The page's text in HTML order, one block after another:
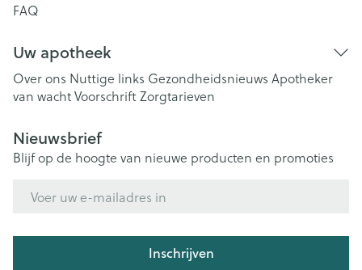
FAQ
Uw apotheek
Over ons Nuttige links Gezondheidsnieuws Apotheker
van wachtVoorschriftZorgtarieven
Nieuwsbrief
Blijf op de hoogte van nieuwe producten en promoties
Inschrijven